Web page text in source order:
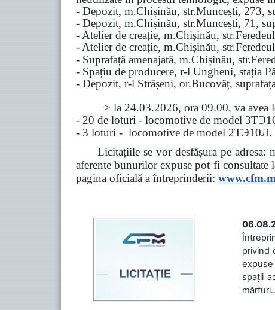
- Depozit, m.Chișinău, str.Muncești, 273,
- Depozit, m.Chișinău, str.Muncești, 71,
- Atelier de creație, m.Chișinău,
- Atelier de creație, m.Chișinău,
- Suprafață amenajată, m.Chișinău,
- Spațiu de producere, r-l Ungheni, stația
- Depozit, r-l Strășeni, or.Bucovăț,
>la24.03.2026, ora 09.00, va avea
- 20 de loturi - locomotive de model 3ТЭ
- 3 loturi - locomotive de model 2ТЭ10Л.
Licitațiile se vor desfășura pe
aferente bunurilor expuse pot fi consultate
pagina oficială a întreprinderii: www.
privind
expuse
spații